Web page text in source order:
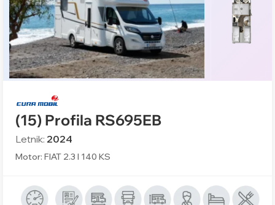
(15) Profila RS695EB
Letnik: 2024
Motor: FIAT 2.3 l 140 KS